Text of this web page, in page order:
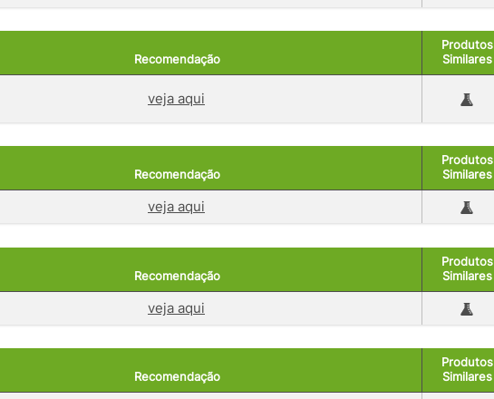
Recomendação
Produtos
Similares
veja aqui
Recomendação
Produtos
Similares
veja aqui
Recomendação
Produtos
Similares
veja aqui
Recomendação
Produtos
Similares